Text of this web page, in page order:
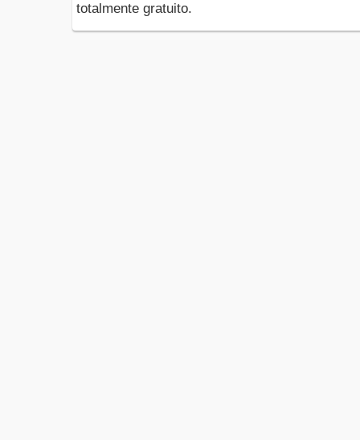
totalmente gratuito.